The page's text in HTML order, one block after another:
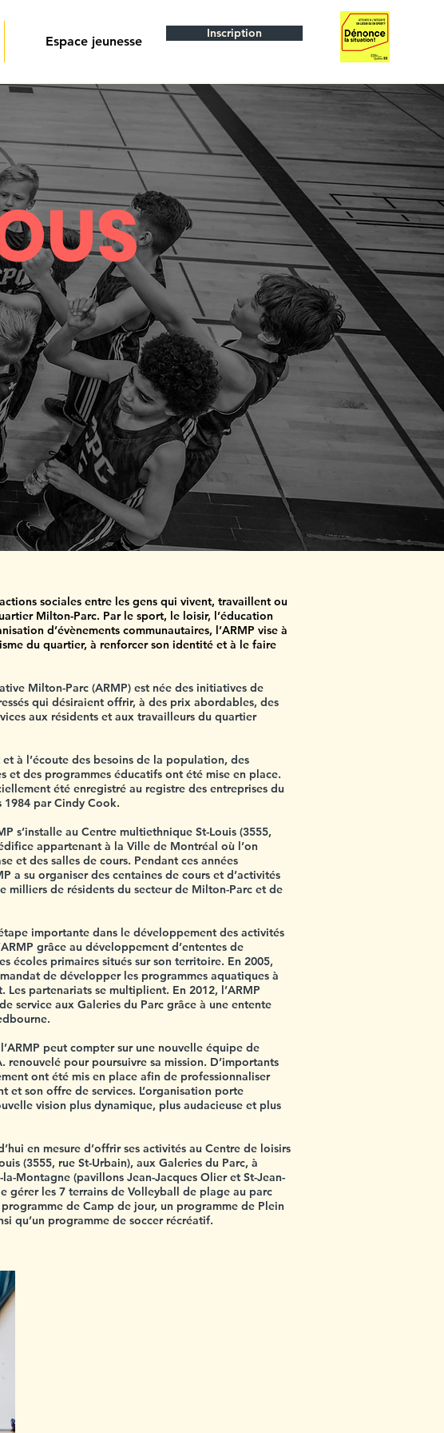
Espace jeunesse
Inscription
sociales entre les gens qui vivent, travaillent ou
Milton-Parc. Par le sport, le loisir, l’éducation
d’évènements communautaires, l’ARMP vise à
du quartier, à renforcer son identité et à le faire
Milton-Parc (ARMP) est née des initiatives de
qui désiraient offrir, à des prix abordables, des
aux résidents et aux travailleurs du quartier
à l’écoute des besoins de la population, des
et des programmes éducatifs ont été mise en place.
été enregistré au registre des entreprises du
1984 par Cindy Cook.
s’installe au Centre multiethnique St-Louis (3555,
appartenant à la Ville de Montréal où l’on
et des salles de cours. Pendant ces années
a su organiser des centaines de cours et d’activités
milliers de résidents du secteur de Milton-Parc et de
importante dans le développement des activités
grâce au développement d’ententes de
écoles primaires situés sur son territoire. En 2005,
de développer les programmes aquatiques à
Les partenariats se multiplient. En 2012, l’ARMP
service aux Galeries du Parc grâce à une entente
peut compter sur une nouvelle équipe de
renouvelé pour poursuivre sa mission. D’importants
ont été mis en place afin de professionnaliser
et son offre de services. L’organisation porte
vision plus dynamique, plus audacieuse et plus
en mesure d’offrir ses activités au Centre de loisirs
(3555, rue St-Urbain), aux Galeries du Parc, à
la-Montagne (pavillons Jean-Jacques Olier et St-Jean-
gérer les 7 terrains de Volleyball de plage au parc
de Camp de jour, un programme de Plein
qu’un programme de soccer récréatif.